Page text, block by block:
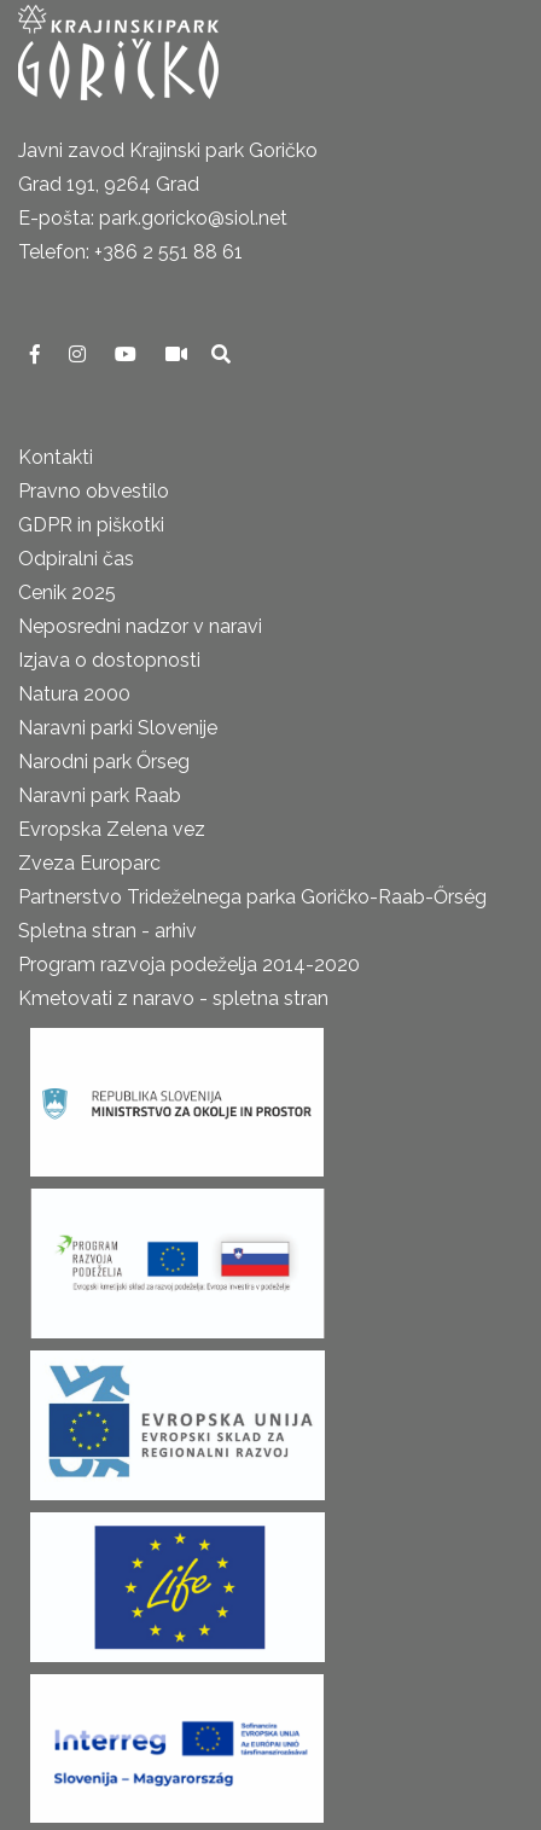
Javni zavod Krajinski park Goričko
Grad 191, 9264 Grad
E-pošta: park.goricko@siol.net
Telefon: +386 2 551 88 61
Kontakti
Pravno obvestilo
GDPR in piškotki
Odpiralni čas
Cenik 2025
Neposredni nadzor v naravi
Izjava o dostopnosti
Natura 2000
Naravni parki Slovenije
Narodni park Őrseg
Naravni park Raab
Evropska Zelena vez
Zveza Europarc
Partnerstvo Trideželnega parka Goričko-Raab-Őrség
Spletna stran - arhiv
Program razvoja podeželja 2014-2020
Kmetovati z naravo - spletna stran